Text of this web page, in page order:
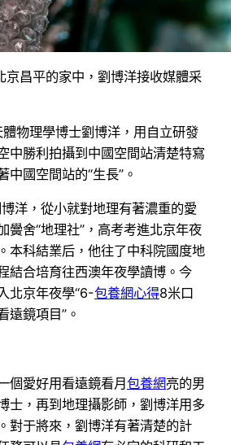
京昌平的家中，劉博洋接收媒體采
物理學博士劉博洋，用自立研發
中勝利拍攝到中國空間站清楚特寫
中國空間站的“生長”。
洋，從小就對地理有著濃重的愛
黌舍“地理社”，高考考進北京年夜
本科結業后，他往了中科院國度地
結合培育往西澳年夜學讀博。今
北京年夜學“6-包養網心得8米口
遠鏡項目”。
個愛好用看遠鏡看月包養網亮的男
士，再到地理攝影師，劉博洋用多
對于將來，劉博洋有著清楚的計